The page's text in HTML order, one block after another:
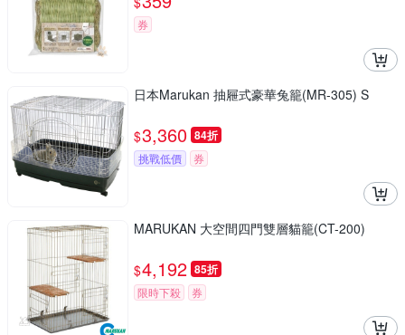
券
日本Marukan 抽屜式豪華兔籠(MR-305) S
$3,360 84折
挑戰低價 券
MARUKAN 大空間四門雙層貓籠(CT-200)
$4,192 85折
限時下殺 券